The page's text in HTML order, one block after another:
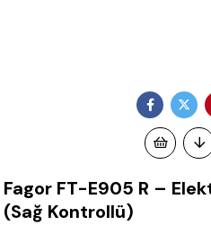
Fagor FT-E905 R –
(Sağ Kontrollü)